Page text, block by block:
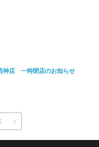
神店 一時閉店のお知らせ